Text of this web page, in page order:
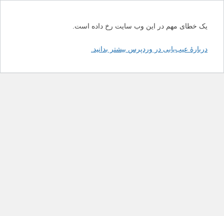
یک خطای مهم در این وب سایت رخ داده است.
دربارهٔ عیب‌یابی در وردپرس بیشتر بدانید.